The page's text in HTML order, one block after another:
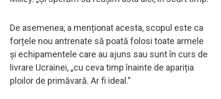
De asemenea, a menționat acesta, scopul este ca
forțele nou antrenate să poată folosi toate armele
și echipamentele care au ajuns sau sunt în curs de
livrare Ucrainei, „cu ceva timp înainte de apariția
ploilor de primăvară. Ar fi ideal.”